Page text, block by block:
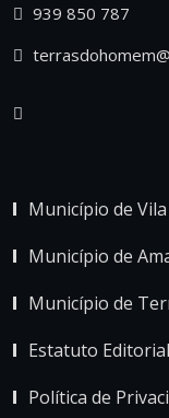
939 850 787
Município de
Município de
Município de
Estatuto Editorial
Política de